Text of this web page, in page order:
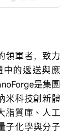
領軍者，致力
中的遞送與應
是集團
米科技創新體
脂質庫、人工
子化學與分子